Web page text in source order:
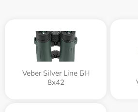
Veber Silver Line БН
8x42